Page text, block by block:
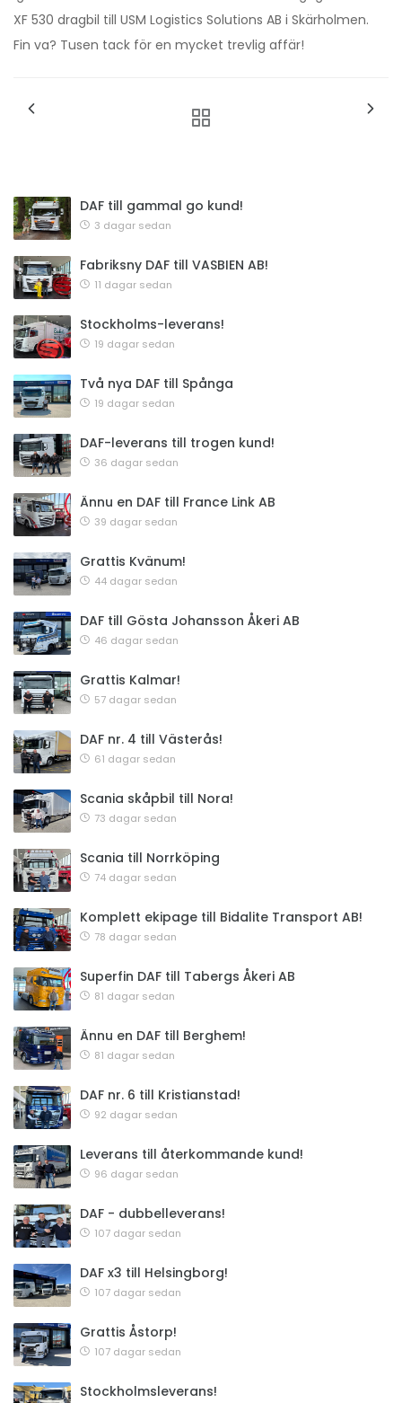
XF 530 dragbil till USM Logistics Solutions AB i Skärholmen.
Fin va? Tusen tack för en mycket trevlig affär!
DAF till gammal go kund!
3 dagar sedan
Fabriksny DAF till VASBIEN AB!
11 dagar sedan
Stockholms-leverans!
19 dagar sedan
Två nya DAF till Spånga
19 dagar sedan
DAF-leverans till trogen kund!
36 dagar sedan
Ännu en DAF till France Link AB
39 dagar sedan
Grattis Kvänum!
44 dagar sedan
DAF till Gösta Johansson Åkeri AB
46 dagar sedan
Grattis Kalmar!
57 dagar sedan
DAF nr. 4 till Västerås!
61 dagar sedan
Scania skåpbil till Nora!
73 dagar sedan
Scania till Norrköping
74 dagar sedan
Komplett ekipage till Bidalite Transport AB!
78 dagar sedan
Superfin DAF till Tabergs Åkeri AB
81 dagar sedan
Ännu en DAF till Berghem!
81 dagar sedan
DAF nr. 6 till Kristianstad!
92 dagar sedan
Leverans till återkommande kund!
96 dagar sedan
DAF - dubbelleverans!
107 dagar sedan
DAF x3 till Helsingborg!
107 dagar sedan
Grattis Åstorp!
107 dagar sedan
Stockholmsleverans!